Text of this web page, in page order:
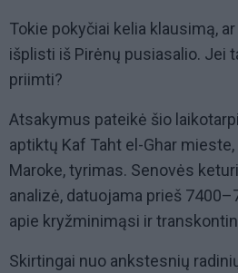
Tokie pokyčiai kelia klausimą,
išplisti iš Pirėnų pusiasalio. Jei
priimti?
Atsakymus pateikė šio
aptiktų Kaf Taht el-Ghar
Maroke, tyrimas. Senovės
analizė, datuojama prieš
apie kryžminimąsi ir
Skirtingai nuo ankstesnių